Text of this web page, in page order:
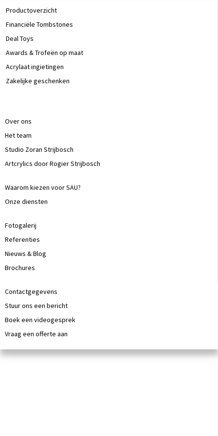
Productoverzicht
Financiële Tombstones
Deal Toys
Awards & Trofeën op maat
Acrylaat ingietingen
Zakelijke geschenken
Over ons
Het team
Studio Zoran Strijbosch
Artcrylics door Rogier Strijbosch
Waarom kiezen voor SAU?
Onze diensten
Fotogalerij
Referenties
Nieuws & Blog
Brochures
Contactgegevens
Stuur ons een bericht
Boek een videogesprek
Vraag een offerte aan